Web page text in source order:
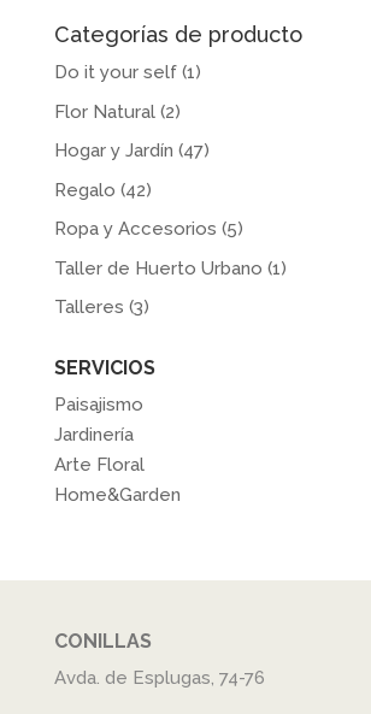
Categorías de producto
Do it your self (1)
Flor Natural (2)
Hogar y Jardín (47)
Regalo (42)
Ropa y Accesorios (5)
Taller de Huerto Urbano (1)
Talleres (3)
SERVICIOS
Paisajismo
Jardinería
Arte Floral
Home&Garden
CONILLAS
Avda. de Esplugas, 74-76